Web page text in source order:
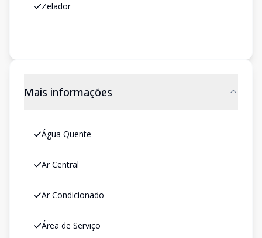
Zelador
Mais informações
Água Quente
Ar Central
Ar Condicionado
Área de Serviço